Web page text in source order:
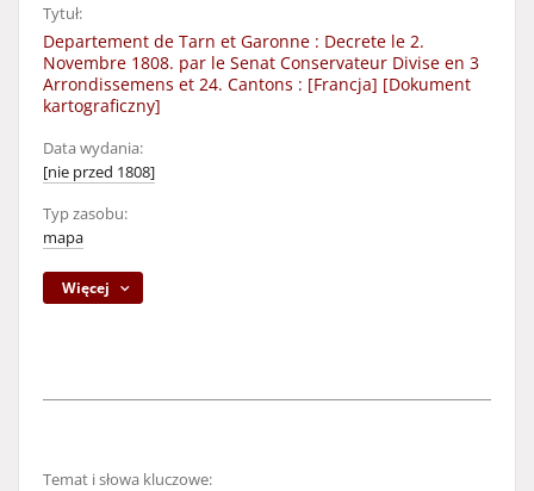
Tytuł:
Departement de Tarn et Garonne : Decrete le 2.
Novembre 1808. par le Senat Conservateur Divise en 3
Arrondissemens et 24. Cantons : [Francja] [Dokument
kartograficzny]
Data wydania:
[nie przed 1808]
Typ zasobu:
mapa
Więcej
Temat i słowa kluczowe: